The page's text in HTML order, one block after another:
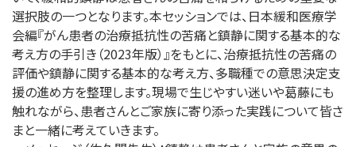
選択肢の一つとなります。本セッションでは、日本緩和医療学
会編『がん患者の治療抵抗性の苦痛と鎮静に関する基本的な
考え方の手引き（2023年版）』をもとに、治療抵抗性の苦痛の
評価や鎮静に関する基本的な考え方、多職種での意思決定支
援の進め方を整理します。現場で生じやすい迷いや葛藤にも
触れながら、患者さんとご家族に寄り添った実践について皆さ
まと一緒に考えていきます。